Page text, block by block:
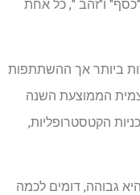
"כסף" ו"זהב ", כל אחת
ביותר אך ההשתתפות
הממוצעת השנה
הקטסטרופליות,
גבוהה, דומים לכמה